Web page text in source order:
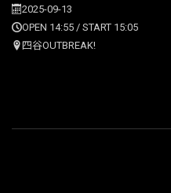
2025-09-13
OPEN 14:55 / START 15:05
四谷OUTBREAK!